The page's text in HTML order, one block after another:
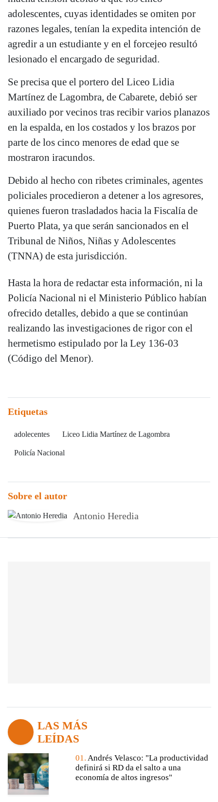
adolescentes, cuyas identidades se omiten por
razones legales, tenían la expedita intención de
agredir a un estudiante y en el forcejeo resultó
lesionado el encargado de seguridad.
Se precisa que el portero del Liceo Lidia
Martínez de Lagombra, de Cabarete, debió ser
auxiliado por vecinos tras recibir varios planazos
en la espalda, en los costados y los brazos por
parte de los cinco menores de edad que se
mostraron iracundos.
Debido al hecho con ribetes criminales, agentes
policiales procedieron a detener a los agresores,
quienes fueron trasladados hacia la Fiscalía de
Puerto Plata, ya que serán sancionados en el
Tribunal de Niños, Niñas y Adolescentes
(TNNA) de esta jurisdicción.
Hasta la hora de redactar esta información, ni la
Policía Nacional ni el Ministerio Público habían
ofrecido detalles, debido a que se continúan
realizando las investigaciones de rigor con el
hermetismo estipulado por la Ley 136-03
(Código del Menor).
Etiquetas
adolecentes Liceo Lidia Martínez de Lagombra
Policía Nacional
Sobre el autor
Antonio Heredia
LAS MÁS
LEÍDAS
01. Andrés Velasco: "La productividad
definirá si RD da el salto a una
economía de altos ingresos"